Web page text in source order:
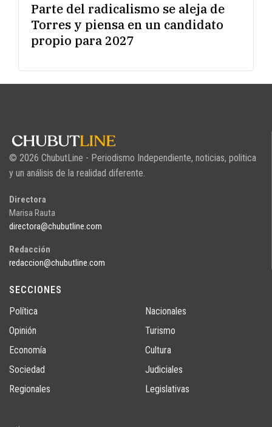
Parte del radicalismo se aleja de
Torres y piensa en un candidato
propio para 2027
© 2026 ChubutLine - Periodismo Independiente, noticias, politica
y un análisis de la realidad diferente.
Directora
Marisa Rauta
directora@chubutline.com
Redacción
redaccion@chubutline.com
SECCIONES
Política
Opinión
Economía
Sociedad
Regionales
Nacionales
Turismo
Cultura
Judiciales
Legislativas